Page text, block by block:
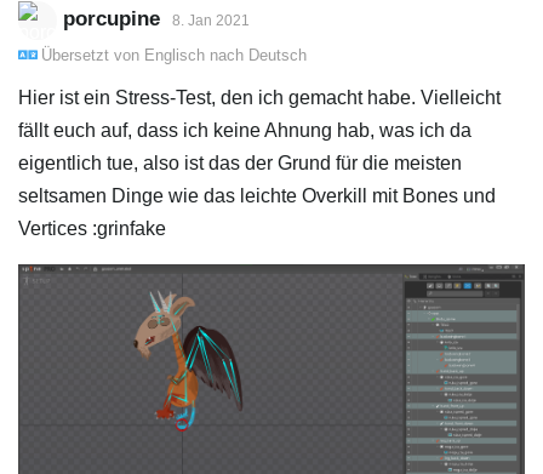
porcupine 8. Jan 2021
Übersetzt von Englisch nach Deutsch
Hier ist ein Stress-Test, den ich gemacht habe. Vielleicht
fällt euch auf, dass ich keine Ahnung hab, was ich da
eigentlich tue, also ist das der Grund für die meisten
seltsamen Dinge wie das leichte Overkill mit Bones und
Vertices :grinfake